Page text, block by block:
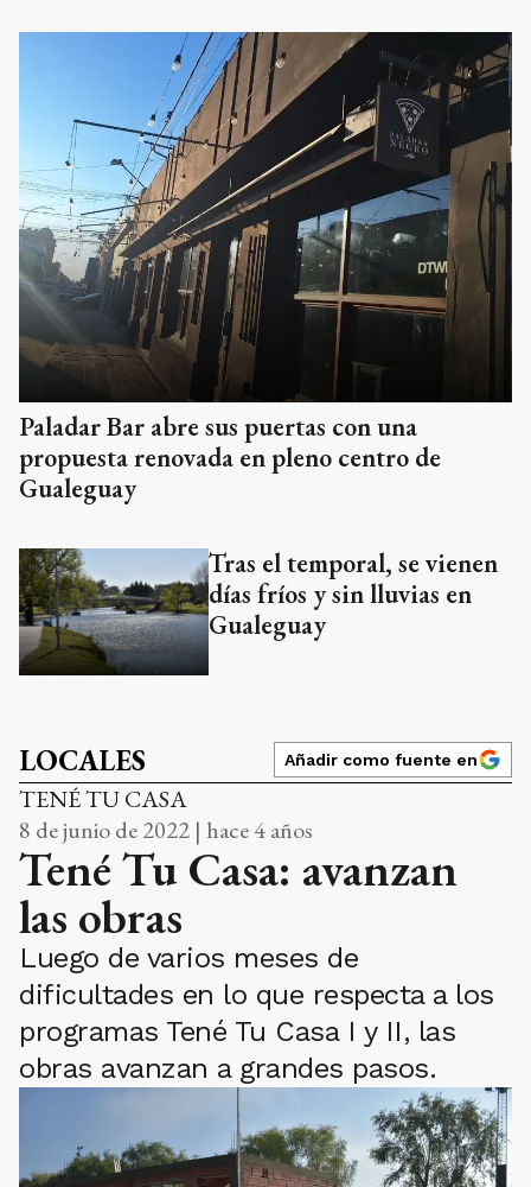
Paladar Bar abre sus puertas con una
propuesta renovada en pleno centro de
Gualeguay
Tras el temporal, se vienen
días fríos y sin lluvias en
Gualeguay
LOCALES Añadir como fuente en
TENÉ TU CASA
8 de junio de 2022 | hace 4 años
Tené Tu Casa: avanzan
las obras
Luego de varios meses de
dificultades en lo que respecta a los
programas Tené Tu Casa I y II, las
obras avanzan a grandes pasos.